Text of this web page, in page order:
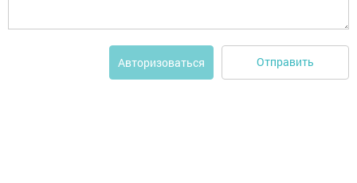
Авторизоваться Отправить